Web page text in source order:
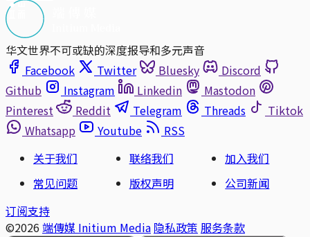
华文世界不可或缺的深度报导和多元声音
Facebook
Twitter Bluesky
Discord
Github
Instagram Linkedin
Mastodon
Pinterest
Reddit Telegram Threads
Tiktok
Whatsapp
Youtube
RSS
关于我们
联络我们
加入我们
常见问题
版权声明
公司新闻
订阅支持
©2026 端傳媒 Initium Media 隐私政策 服务条款